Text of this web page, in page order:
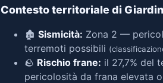
Contesto territoriale di
🏚️ Sismicità: Zona 2 —
terremoti possibili
🪨 Rischio frane: il 27,7% del
pericolosità da frana elevata